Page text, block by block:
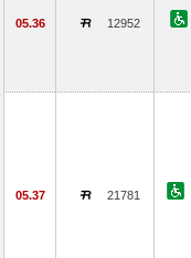
05.36 12952
05.37 21781